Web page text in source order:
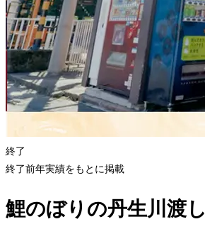
終了
終了前年実績をもとに掲載
鯉のぼりの丹生川渡し